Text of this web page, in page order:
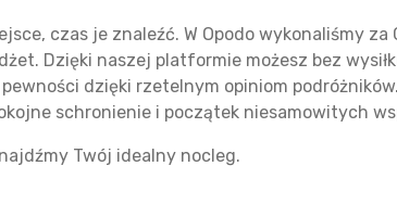
czas je znaleźć. W Opodo wykonaliśmy
Dzięki naszej platformie możesz bez
dzięki rzetelnym opiniom
schronienie i początek niesamowitych
Twój idealny nocleg.